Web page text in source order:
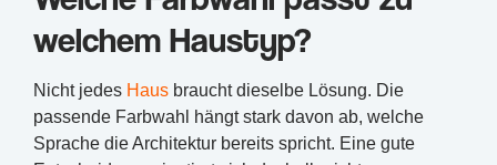
welchem Haustyp?
Nicht jedes Haus braucht dieselbe Lösung. Die
passende Farbwahl hängt stark davon ab, welche
Sprache die Architektur bereits spricht. Eine gute